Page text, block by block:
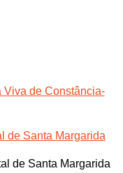
Viva de Constância-
de Santa Margarida
de Santa Margarida